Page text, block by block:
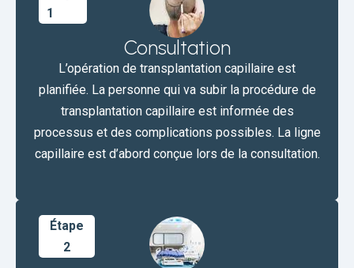
1
Consultation
L’opération de transplantation capillaire est
planifiée. La personne qui va subir la procédure de
transplantation capillaire est informée des
processus et des complications possibles. La ligne
capillaire est d’abord conçue lors de la consultation.
Étape
2